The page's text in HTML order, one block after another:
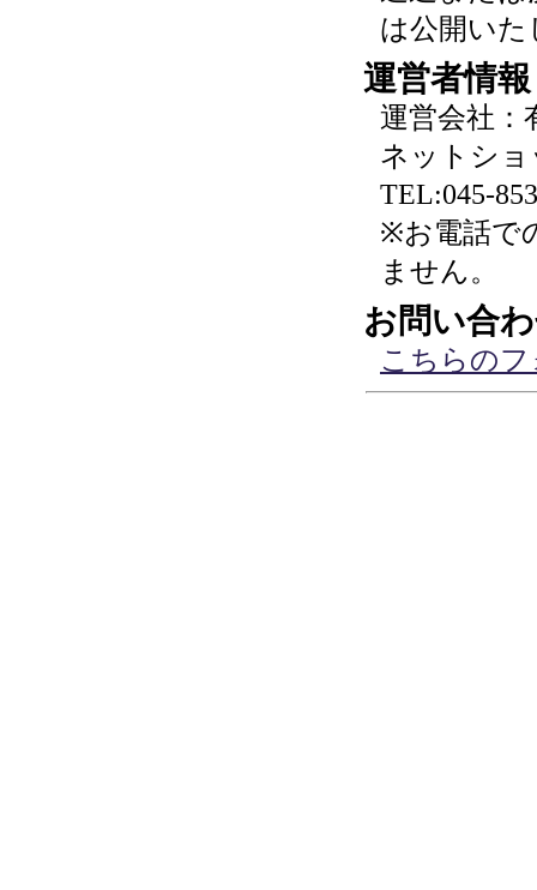
は公開い
運営者情報
運営会社：
ネットショ
TEL:045-
※お電話で
ません。
お問い合
こちらの